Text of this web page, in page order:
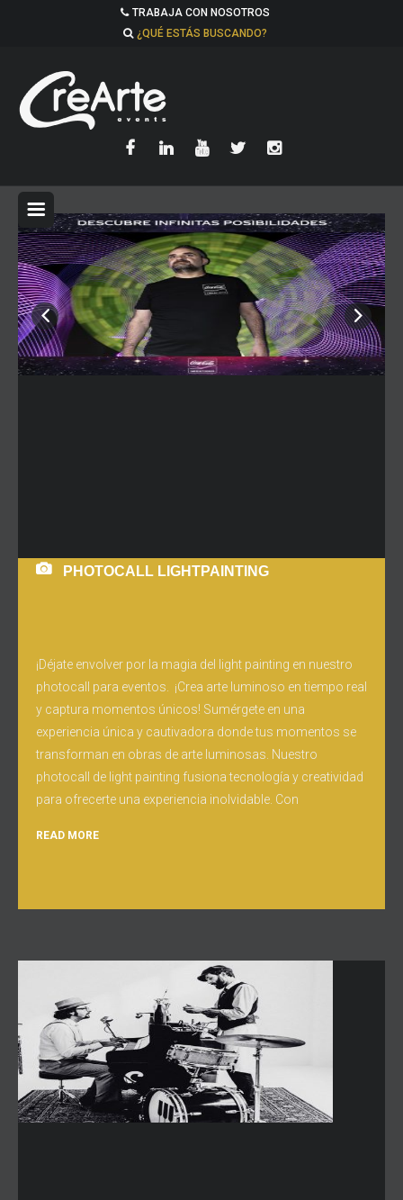
TRABAJA CON NOSOTROS
¿QUÉ ESTÁS BUSCANDO?
PHOTOCALL LIGHTPAINTING
¡Déjate envolver por la magia del light painting en nuestro
photocall para eventos. ¡Crea arte luminoso en tiempo real
y captura momentos únicos! Sumérgete en una
experiencia única y cautivadora donde tus momentos se
transforman en obras de arte luminosas. Nuestro
photocall de light painting fusiona tecnología y creatividad
para ofrecerte una experiencia inolvidable. Con
READ MORE